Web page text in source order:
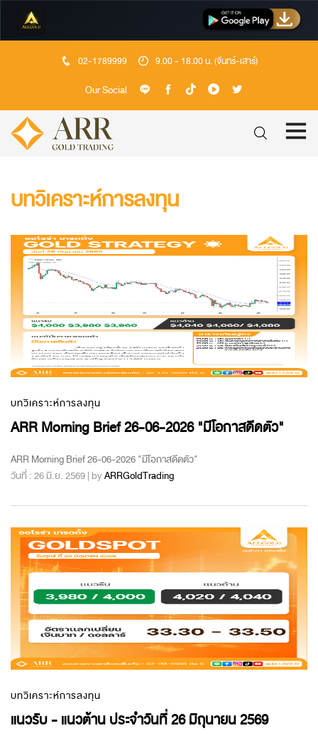
02-1789999 9.00 - 18.00 น. (จันทร์-เสาร์)
Our Social
บทวิเคราะห์การลงทุน
บทวิเคราะห์การลงทุน
ARR Morning Brief 26-06-2026 "มีโอกาสดีดตัว"
ARR Morning Brief 26-06-2026 "มีโอกาสดีดตัว"
วันที่ : 26 มิ.ย. 2569 | byARRGoldTrading
บทวิเคราะห์การลงทุน
แนวรับ - แนวต้าน ประจำวันที่ 26 มิถุนายน 2569